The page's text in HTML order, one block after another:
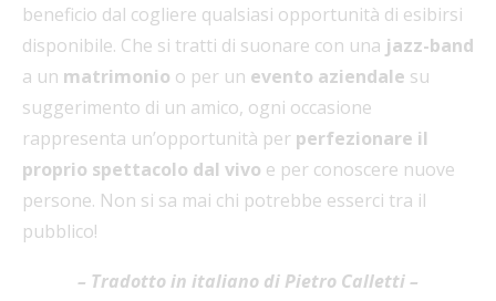
beneficio dal cogliere qualsiasi opportunità di esibirsi
disponibile. Che si tratti di suonare con una jazz-band
a un matrimonio o per un evento aziendale su
suggerimento di un amico, ogni occasione
rappresenta un’opportunità per perfezionare il
proprio spettacolo dal vivo e per conoscere nuove
persone. Non si sa mai chi potrebbe esserci tra il
pubblico!
– Tradotto in italiano di Pietro Calletti –